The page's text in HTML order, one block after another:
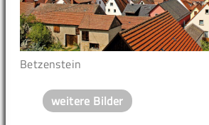
Betzenstein
weitere Bilder